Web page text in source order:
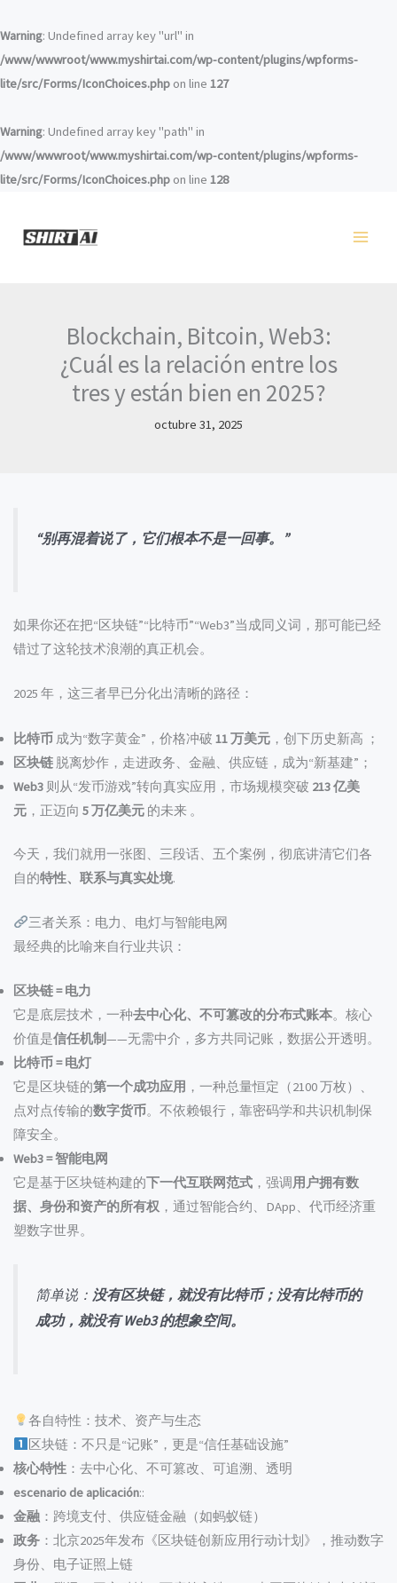
Warning: Undefined array key "url" in
/www/wwwroot/www.myshirtai.com/wp-content/plugins/wpforms-
lite/src/Forms/IconChoices.php on line 127
Warning: Undefined array key "path" in
/www/wwwroot/www.myshirtai.com/wp-content/plugins/wpforms-
lite/src/Forms/IconChoices.php on line 128
al
contenido
Blockchain, Bitcoin, Web3:
¿Cuál es la relación entre los
tres y están bien en 2025?
octubre 31, 2025
“别再混着说了，它们根本不是一回事。”
如果你还在把“区块链”“比特币”“Web3”当成同义词，那可能已经
错过了这轮技术浪潮的真正机会。
2025 年，这三者早已分化出清晰的路径：
比特币 成为“数字黄金”，价格冲破 11 万美元 ，创下历史新高 ；
区块链 脱离炒作，走进政务、金融、供应链，成为“新基建”；
Web3 则从“发币游戏”转向真实应用，市场规模突破 213 亿美
元 ，正迈向 5 万亿美元 的未来 。
今天，我们就用一张图、三段话、五个案例，彻底讲清它们各
自的特性、联系与真实处境.
三者关系：电力、电灯与智能电网
最经典的比喻来自行业共识：
区块链 = 电力
它是底层技术，一种去中心化、不可篡改的分布式账本。核心
价值是信任机制——无需中介，多方共同记账，数据公开透明。
比特币 = 电灯
它是区块链的第一个成功应用 ，一种总量恒定（2100 万枚）、
点对点传输的数字货币。不依赖银行，靠密码学和共识机制保
障安全。
Web3 = 智能电网
它是基于区块链构建的下一代互联网范式 ，强调用户拥有数
据、身份和资产的所有权 ，通过智能合约、DApp、代币经济重
塑数字世界。
简单说： 没有区块链，就没有比特币；没有比特币的
成功，就没有 Web3 的想象空间。
各自特性：技术、资产与生态
区块链：不只是“记账”，更是“信任基础设施”
核心特性 ：去中心化、不可篡改、可追溯、透明
escenario de aplicación::
金融 ：跨境支付、供应链金融（如蚂蚁链）
政务 ：北京2025年发布《区块链创新应用行动计划》，推动数字
身份、电子证照上链